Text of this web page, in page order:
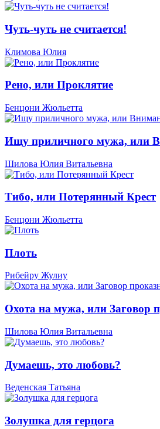
Чуть-чуть не считается!
Климова Юлия
Рено, или Проклятие
Бенцони Жюльетта
Ищу приличного мужа, или
Шилова Юлия Витальевна
Тибо, или Потерянный Крест
Бенцони Жюльетта
Плоть
Рибейру Жулиу
Охота на мужа, или Заговор
Шилова Юлия Витальевна
Думаешь, это любовь?
Веденская Татьяна
Золушка для герцога